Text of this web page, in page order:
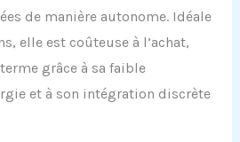
de manière autonome. Idéale
elle est coûteuse à l’achat,
grâce à sa faible
et à son intégration discrète